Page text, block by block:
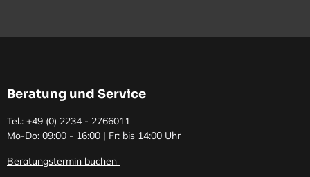
Beratung und Service
Tel.: +49 (0) 2234 - 2766011
Mo-Do: 09:00 - 16:00 | Fr: bis 14:00 Uhr
Beratungstermin buchen